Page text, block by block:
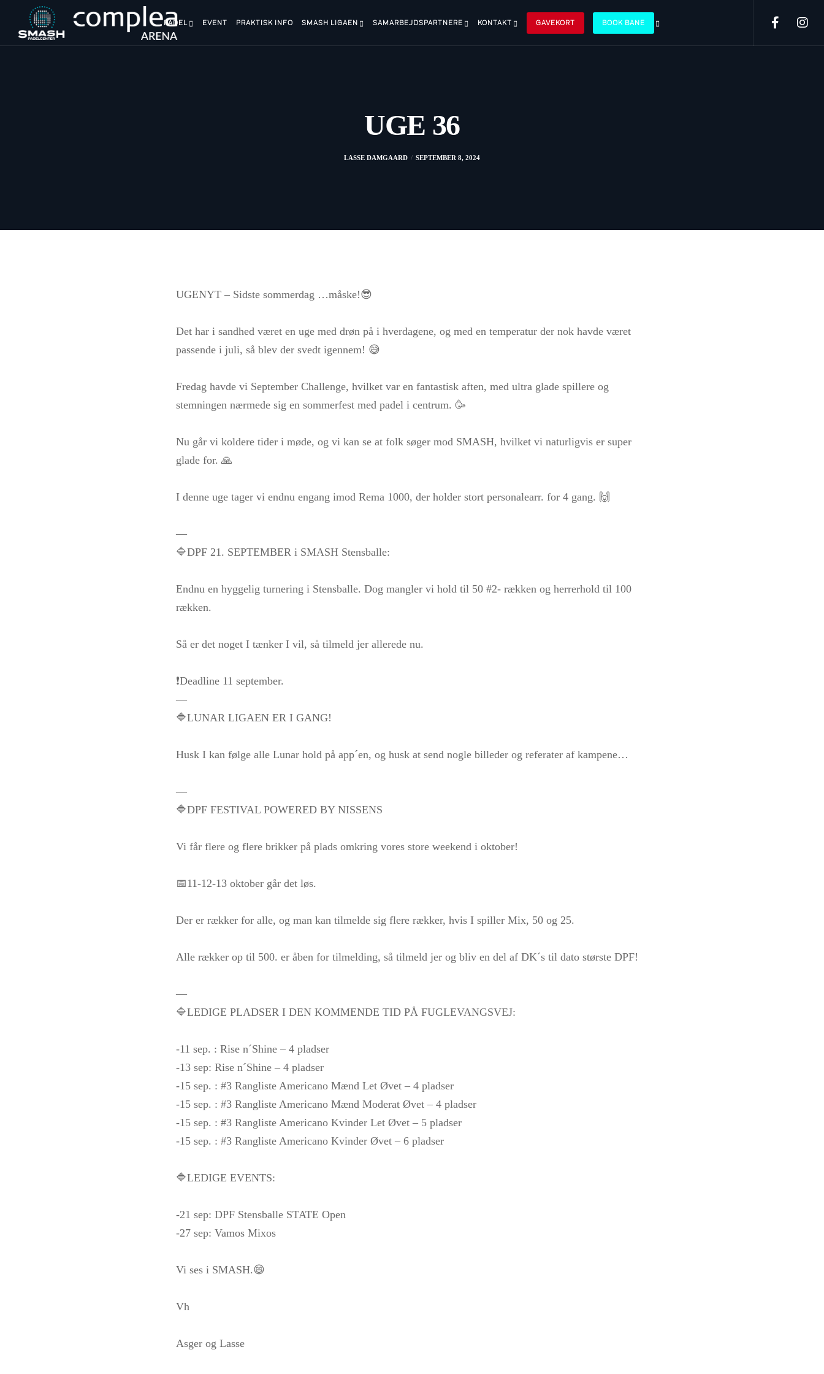
PADEL EVENT PRAKTISK INFO SMASH LIGAEN SAMARBEJDSPARTNERE KONTAKT GAVEKORT BOOK BANE
UGE 36
LASSE DAMGAARD SEPTEMBER 8, 2024
UGENYT – Sidste sommerdag …måske!😎
Det har i sandhed været en uge med drøn på i hverdagene, og med en temperatur der nok havde været
passende i juli, så blev der svedt igennem! 😅
Fredag havde vi September Challenge, hvilket var en fantastisk aften, med ultra glade spillere og
stemningen nærmede sig en sommerfest med padel i centrum. 🥳
Nu går vi koldere tider i møde, og vi kan se at folk søger mod SMASH, hvilket vi naturligvis er super
glade for. 🙏
I denne uge tager vi endnu engang imod Rema 1000, der holder stort personalearr. for 4 gang. 🙌
—
🔷DPF 21. SEPTEMBER i SMASH Stensballe:
Endnu en hyggelig turnering i Stensballe. Dog mangler vi hold til 50 #2- rækken og herrerhold til 100
rækken.
Så er det noget I tænker I vil, så tilmeld jer allerede nu.
❗️Deadline 11 september.
—
🔷LUNAR LIGAEN ER I GANG!
Husk I kan følge alle Lunar hold på app´en, og husk at send nogle billeder og referater af kampene…
—
🔷DPF FESTIVAL POWERED BY NISSENS
Vi får flere og flere brikker på plads omkring vores store weekend i oktober!
📅11-12-13 oktober går det løs.
Der er rækker for alle, og man kan tilmelde sig flere rækker, hvis I spiller Mix, 50 og 25.
Alle rækker op til 500. er åben for tilmelding, så tilmeld jer og bliv en del af DK´s til dato største DPF!
—
🔷LEDIGE PLADSER I DEN KOMMENDE TID PÅ FUGLEVANGSVEJ:
-11 sep. : Rise n´Shine – 4 pladser
-13 sep: Rise n´Shine – 4 pladser
-15 sep. : #3 Rangliste Americano Mænd Let Øvet – 4 pladser
-15 sep. : #3 Rangliste Americano Mænd Moderat Øvet – 4 pladser
-15 sep. : #3 Rangliste Americano Kvinder Let Øvet – 5 pladser
-15 sep. : #3 Rangliste Americano Kvinder Øvet – 6 pladser
🔷LEDIGE EVENTS:
-21 sep: DPF Stensballe STATE Open
-27 sep: Vamos Mixos
Vi ses i SMASH.😄
Vh
Asger og Lasse